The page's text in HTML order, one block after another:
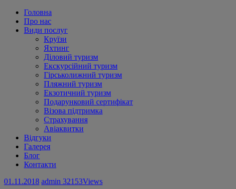
Головна
Про нас
Види послуг
Круїзи
Яхтинг
Діловий туризм
Екскурсійний туризм
Гірськолижний туризм
Пляжний туризм
Екзотичний туризм
Подарунковий сертифікат
Візова підтримка
Страхування
Авіаквитки
Відгуки
Галерея
Блог
Контакти
01.11.2018 admin 32153Views